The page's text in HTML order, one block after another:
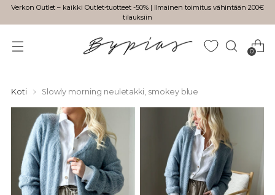
Verkon Outlet – kaikki Outlet-tuotteet -50% | Ilmainen toimitus vähintään 200€
tilauksiin
0
Koti Slowly morning neuletakki, smokey blue